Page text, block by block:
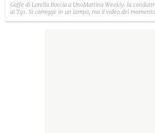
Gaffe di Lorella Boccia a UnoMattina Weekly: la
al Tg1. Si corregge in un lampo, ma il video del